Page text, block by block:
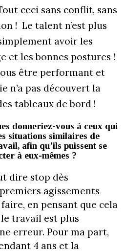
ceci sans conflit, sans
! Le talent n’est plus
avoir les
et les bonnes postures !
être performant et
n’a pas découvert la
tableaux de bord !
donneriez-vous à ceux qui
situations similaires de
afin qu’ils puissent se
à eux-mêmes ?
dire stop dès
agissements
en pensant que cela
le travail est plus
erreur. Pour ma part,
4 ans et la